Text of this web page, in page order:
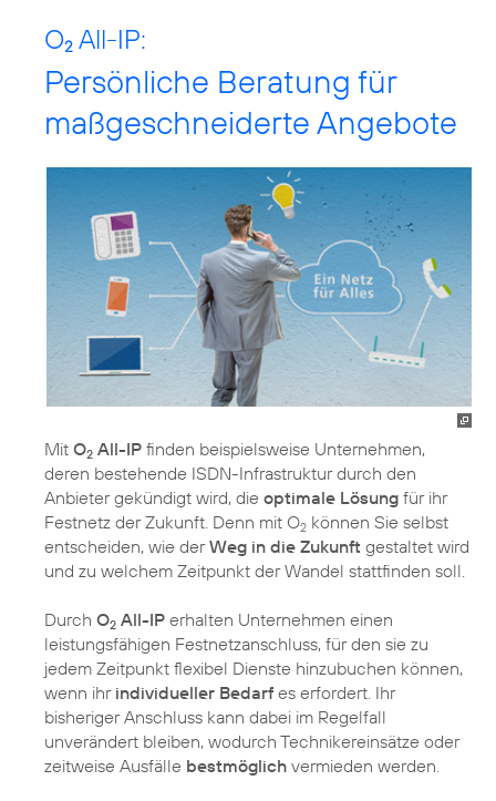
O2 All-IP:
Persönliche Beratung für
maßgeschneiderte Angebote
Mit O2 All-IP finden beispielsweise Unternehmen,
deren bestehende ISDN-Infrastruktur durch den
Anbieter gekündigt wird, die optimale Lösung für ihr
Festnetz der Zukunft. Denn mit O2 können Sie selbst
entscheiden, wie derWeg in die Zukunft gestaltet wird
und zu welchem Zeitpunkt der Wandel stattfinden soll.
Durch O2 All-IP erhalten Unternehmen einen
leistungsfähigen Festnetzanschluss, für den sie zu
jedem Zeitpunkt flexibel Dienste hinzubuchen können,
wenn ihr individueller Bedarf es erfordert. Ihr
bisheriger Anschluss kann dabei im Regelfall
unverändert bleiben, wodurch Technikereinsätze oder
zeitweise Ausfälle bestmöglich vermieden werden.